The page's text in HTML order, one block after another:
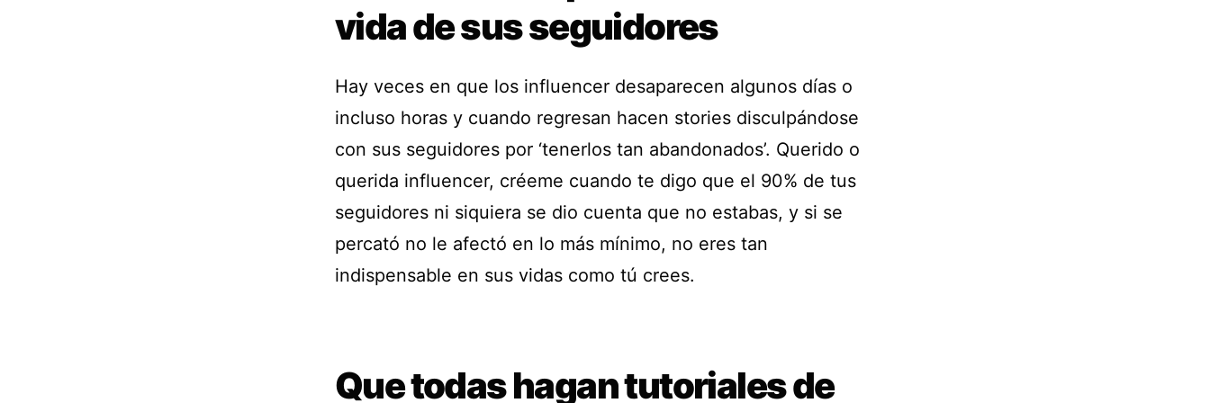
vida de sus seguidores
Hay veces en que los influencer desaparecen algunos días o
incluso horas y cuando regresan hacen stories disculpándose
con sus seguidores por ‘tenerlos tan abandonados’. Querido o
querida influencer, créeme cuando te digo que el 90% de tus
seguidores ni siquiera se dio cuenta que no estabas, y si se
percató no le afectó en lo más mínimo, no eres tan
indispensable en sus vidas como tú crees.
Que todas hagan tutoriales de